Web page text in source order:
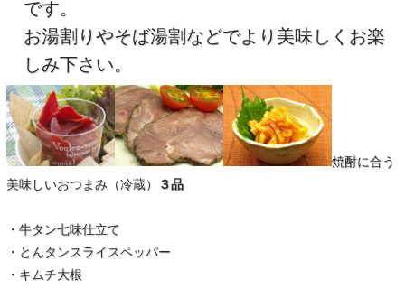
です。
お湯割りやそば湯割などでより美味しくお楽
しみ下さい。
焼酎に合う
美味しいおつまみ（冷蔵）
３品
・牛タン七味仕立て
・とんタンスライスペッパー
・キムチ大根